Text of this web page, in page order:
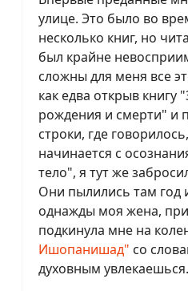
улице. Это было во
несколько книг, но
был крайне
сложны для меня все
как едва открыв книгу
рождения и смерти" и
строки, где
начинается с
тело", я тут же
Они пылились там год
однажды моя жена,
подкинула мне на
Ишопанишад" со
духовным